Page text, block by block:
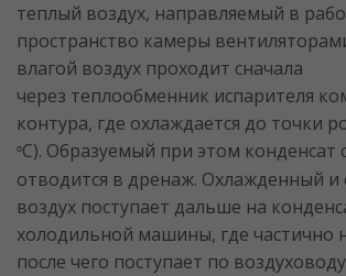
теплый воздух, направляемый в
пространство камеры
влагой воздух проходит сначала
через теплообменник испарителя
контура, где охлаждается до точки
°С). Образуемый при этом конденсат
отводится в дренаж. Охлажденный
воздух поступает дальше на
холодильной машины, где частично
после чего поступает по